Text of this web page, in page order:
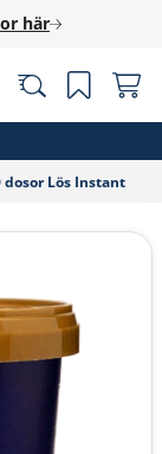
här
dosor Lös Instant‎